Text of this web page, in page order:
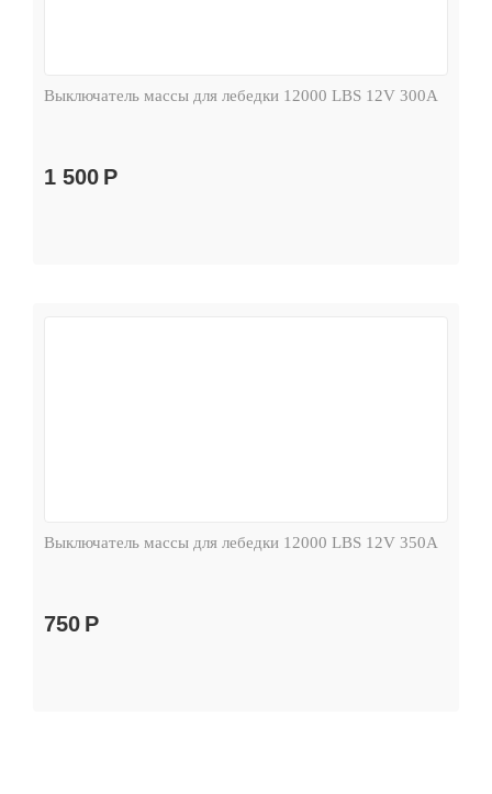
Выключатель массы для лебедки 12000 LBS 12V 300А
1 500 Р
Выключатель массы для лебедки 12000 LBS 12V 350А
750 Р